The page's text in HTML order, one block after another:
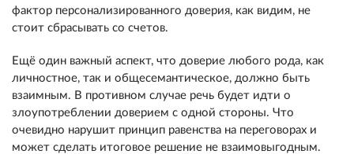
фактор персонализированного доверия, как видим, не
стоит сбрасывать со счетов.
Ещё один важный аспект, что доверие любого рода, как
личностное, так и общесемантическое, должно быть
взаимным. В противном случае речь будет идти о
злоупотреблении доверием с одной стороны. Что
очевидно нарушит принцип равенства на переговорах и
может сделать итоговое решение не взаимовыгодным.